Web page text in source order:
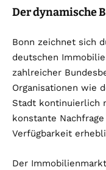
Der dynamische
Bonn zeichnet sich
deutschen
zahlreicher
Organisationen wie
Stadt kontinuierlich
konstante
Verfügbarkeit
Der